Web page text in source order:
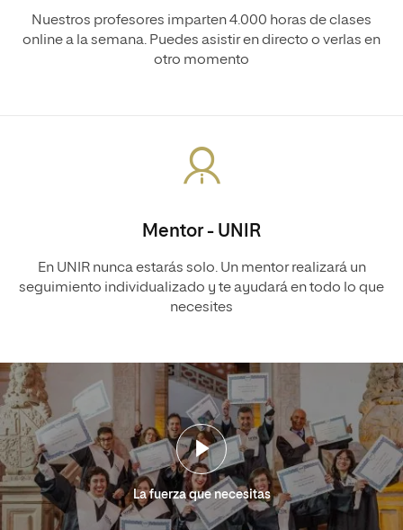
Nuestros profesores imparten 4.000 horas de clases
online a la semana. Puedes asistir en directo o verlas en
otro momento
Mentor - UNIR
En UNIR nunca estarás solo. Un mentor realizará un
seguimiento individualizado y te ayudará en todo lo que
necesites
La fuerza que necesitas